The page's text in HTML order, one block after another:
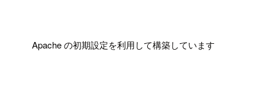
Apache の初期設定を利用して構築しています